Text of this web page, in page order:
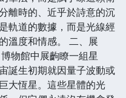
離時的、近乎於詩意的沉
軌道的數據，而是光線經
溫度和情感。 二、展
物館中展齣瞭一組星
誕生初期就因量子波動或
大恆星。這些星體的光